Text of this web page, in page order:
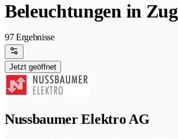
Beleuchtungen in Zug
97 Ergebnisse
Jetzt geöffnet
Nussbaumer Elektro AG